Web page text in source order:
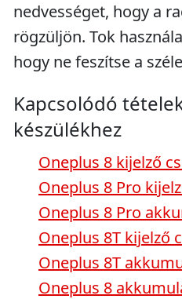
nedvességet, hogy a
rögzüljön. Tok
hogy ne feszítse a
Kapcsolódó
készülékhez
Oneplus 8 kijelző
Oneplus 8 Pro
Oneplus 8 Pro
Oneplus 8T kijelző
Oneplus 8T
Oneplus 8